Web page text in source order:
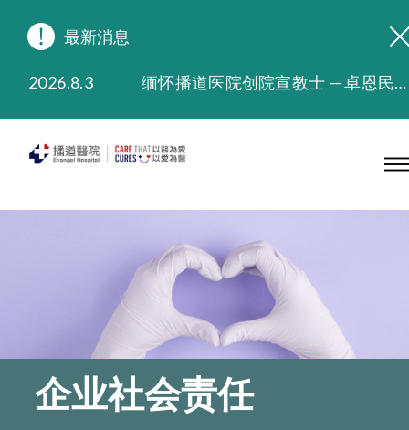
最新消息
2026.8.3
2026.3.20
晚间门诊服务延长至晚上11时
2025.8.4
播道医院体检服务获客户正面评价
企业社会责任